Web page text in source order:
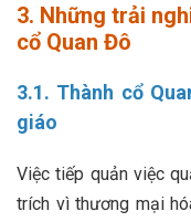
3. Những trải
cổ Quan Đô
3.1. Thành cổ
giáo
Việc tiếp quản việc
trích vì thương mại